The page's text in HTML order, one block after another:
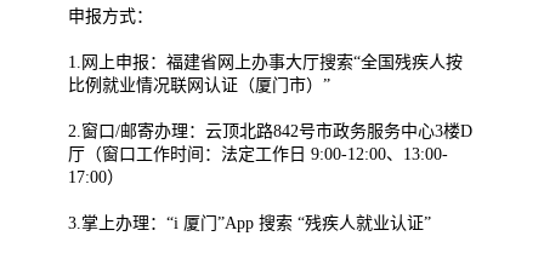
申报方式：
1.网上申报：福建省网上办事大厅搜索“全国残疾人按
比例就业情况联网认证（厦门市）”
2.窗口/邮寄办理：云顶北路842号市政务服务中心3楼D
厅（窗口工作时间：法定工作日 9:00-12:00、13:00-
17:00）
3.掌上办理：“i 厦门”App 搜索 “残疾人就业认证”